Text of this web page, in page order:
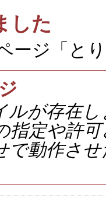
した
ージ「と
ルが存在
指定や許
で動作さ